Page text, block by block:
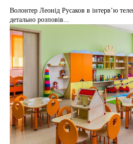
Волонтер Леонід Русаков в інтерв’ю
детально розповів...